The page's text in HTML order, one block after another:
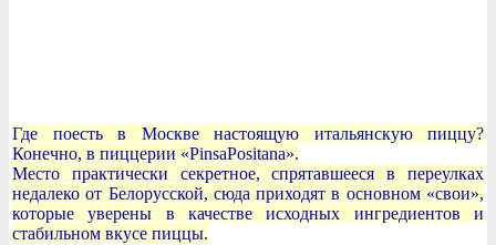
Где поесть в Москве настоящую итальянскую пиццу?
Конечно, в пиццерии «PinsaPositana».
Место практически секретное, спрятавшееся в переулках
недалеко от Белорусской, сюда приходят в основном «свои»,
которые уверены в качестве исходных ингредиентов и
стабильном вкусе пиццы.